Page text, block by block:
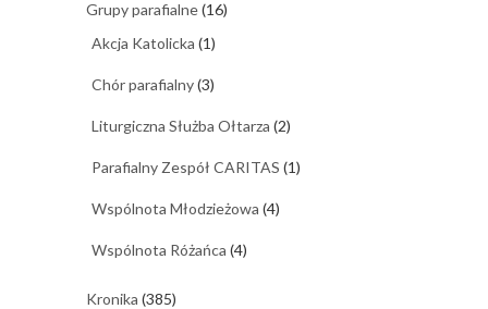
Grupy parafialne(16)
Akcja Katolicka (1)
Chór parafialny(3)
Liturgiczna Służba Ołtarza (2)
Parafialny Zespół CARITAS (1)
Wspólnota Młodzieżowa (4)
Wspólnota Różańca (4)
Kronika (385)